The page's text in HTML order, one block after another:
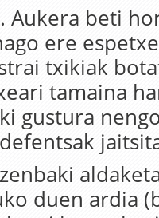
Aukera beti
ere
txikiak
tamaina
gustura
duen ardia